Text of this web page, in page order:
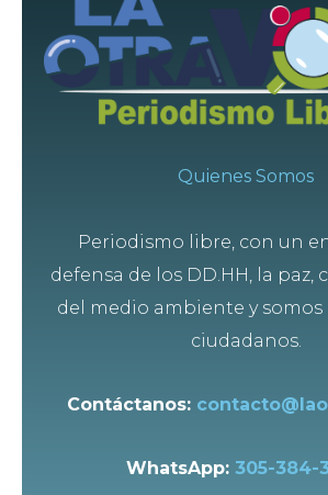
Quienes Somos
Periodismo libre, con un
defensa de los DD.HH, la paz,
del medio ambiente y somos
ciudadanos.
Contáctanos:
WhatsApp: 305-384-